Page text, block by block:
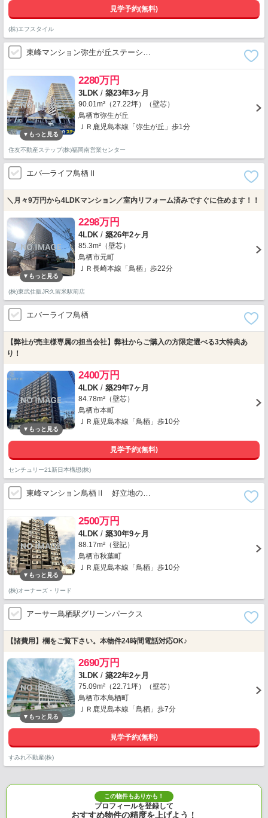
見学予約(無料)
(株)エフスタイル
東峰マンション弥生が丘ステーシ…
2280万円
3LDK / 築23年3ヶ月
90.01m²（27.22坪）（壁芯）
鳥栖市弥生が丘
ＪＲ鹿児島本線「弥生が丘」歩1分
住友不動産ステップ(株)福岡南営業センター
エバ―ライフ鳥栖Ⅱ
＼月々9万円から4LDKマンション／室内リフォーム済みですぐに住めます！！
2298万円
4LDK / 築26年2ヶ月
85.3m²（壁芯）
鳥栖市元町
ＪＲ長崎本線「鳥栖」歩22分
(株)東武住販JR久留米駅前店
エバーライフ鳥栖
【弊社が売主様専属の担当会社】弊社からご購入の方限定選べる3大特典あ
り！
2400万円
4LDK / 築29年7ヶ月
84.78m²（壁芯）
鳥栖市本町
ＪＲ鹿児島本線「鳥栖」歩10分
見学予約(無料)
センチュリー21新日本構想(株)
東峰マンション鳥栖Ⅱ 好立地の…
2500万円
4LDK / 築30年9ヶ月
88.17m²（登記）
鳥栖市秋葉町
ＪＲ鹿児島本線「鳥栖」歩10分
(株)オーナーズ・リード
アーサー鳥栖駅グリーンパークス
【諸費用】欄をご覧下さい。本物件24時間電話対応OK♪
2690万円
3LDK / 築22年2ヶ月
75.09m²（22.71坪）（壁芯）
鳥栖市本鳥栖町
ＪＲ鹿児島本線「鳥栖」歩7分
見学予約(無料)
すみれ不動産(株)
この物件もありかも！
プロフィールを登録して
おすすめ物件の精度を上げよう！